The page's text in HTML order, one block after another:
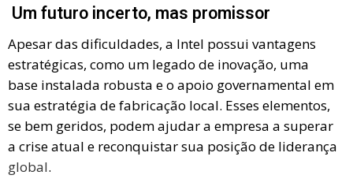
Um futuro incerto, mas promissor
Apesar das dificuldades, a Intel possui vantagens
estratégicas, como um legado de inovação, uma
base instalada robusta e o apoio governamental em
sua estratégia de fabricação local. Esses elementos,
se bem geridos, podem ajudar a empresa a superar
a crise atual e reconquistar sua posição de liderança
global.